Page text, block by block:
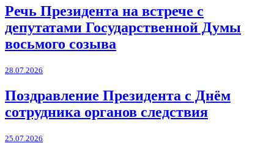
Речь Президента на встрече с
депутатами Государственной Думы
восьмого созыва
28.07.2026
Поздравление Президента с Днём
сотрудника органов следствия
25.07.2026